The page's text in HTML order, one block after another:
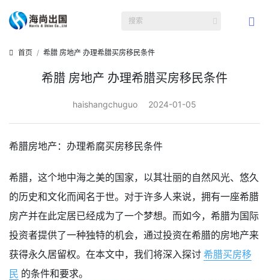
首页 希腊 房地产 办理希腊买房移民条件
希腊 房地产 办理希腊买房移民条件
haishangchuguo 2024-01-05
希腊房地产：办理希腐买房移民条件
希腊，这个地中海之美的国家，以其壮丽的自然风光、悠久
的历史和文化而闻名于世。对于许多人来说，拥有一座希腊
房产并在此定居已经成为了一个梦想。而如今，希腊为国际
投资者提供了一种独特的机会，通过投资在希腊的房地产来
获得永久居留权。在本文中，我们将深入探讨 希腊买房移
民 的条件和要求。